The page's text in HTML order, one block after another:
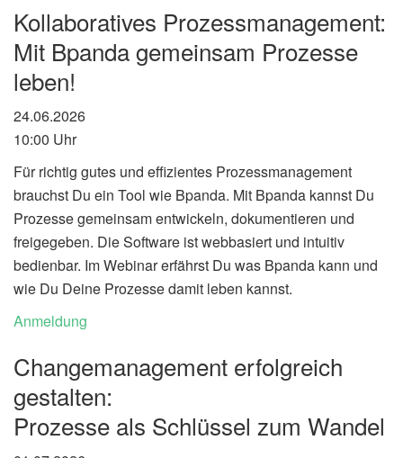
Kollaboratives Prozessmanagement:
Mit Bpanda gemeinsam Prozesse
leben!
24.06.2026
10:00 Uhr
Für richtig gutes und effizientes Prozessmanagement
brauchst Du ein Tool wie Bpanda. Mit Bpanda kannst Du
Prozesse gemeinsam entwickeln, dokumentieren und
freigegeben. Die Software ist webbasiert und intuitiv
bedienbar. Im Webinar erfährst Du was Bpanda kann und
wie Du Deine Prozesse damit leben kannst.
Anmeldung
Changemanagement erfolgreich
gestalten:
Prozesse als Schlüssel zum Wandel